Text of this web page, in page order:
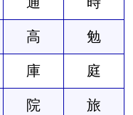
高 勉
庫 庭
院 旅